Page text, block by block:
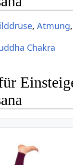
,Atmung,
Chakra